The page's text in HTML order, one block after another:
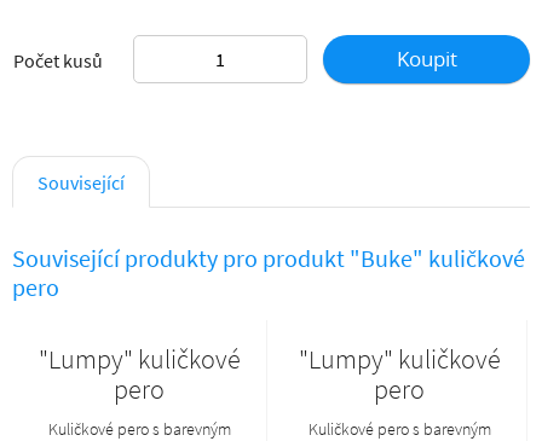
Počet kusů Koupit
Související
Související produkty pro produkt "Buke" kuličkové
pero
"Lumpy" kuličkové
pero
Kuličkové pero s barevným
"Lumpy" kuličkové
pero
Kuličkové pero s barevným